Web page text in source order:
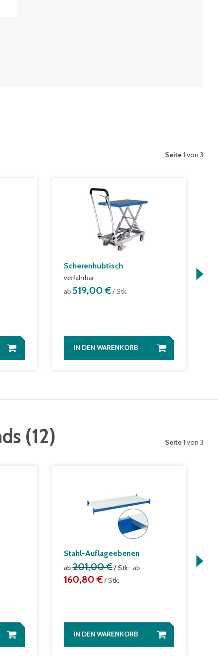
Seite 1 von 3
Scherenhubtisch
verfahrbar
ab 519,00 €/ Stk.
IN DEN WARENKORB
(12) Seite 1 von 3
Stahl-Auflageebenen
ab201,00 €/ Stk. ab
160,80 €/ Stk.
IN DEN WARENKORB